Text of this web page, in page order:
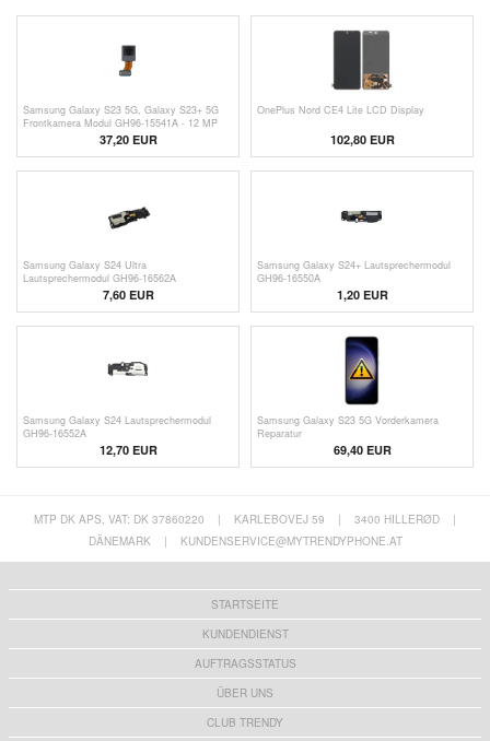
Samsung Galaxy S23 5G, Galaxy S23+ 5G
Frontkamera Modul GH96-15541A - 12 MP
37,20 EUR
OnePlus Nord CE4 Lite LCD Display
102,80 EUR
Samsung Galaxy S24 Ultra
Lautsprechermodul GH96-16562A
7,60 EUR
Samsung Galaxy S24+ Lautsprechermodul
GH96-16550A
1,20EUR
Samsung Galaxy S24 Lautsprechermodul
GH96-16552A
12,70 EUR
Samsung Galaxy S23 5G Vorderkamera
Reparatur
69,40 EUR
MTP DK APS, VAT: DK 37860220 | KARLEBOVEJ 59 | 3400 HILLERØD
|
DÄNEMARK
| KUNDENSERVICE@MYTRENDYPHONE.AT
STARTSEITE
KUNDENDIENST
AUFTRAGSSTATUS
ÜBER UNS
CLUB TRENDY